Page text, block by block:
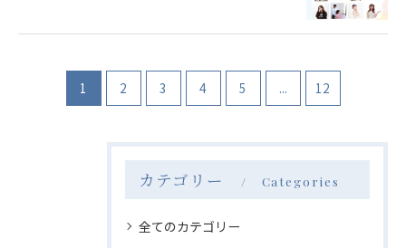
1 2 3 4 5 ... 12
カテゴリー Categories
全てのカテゴリー